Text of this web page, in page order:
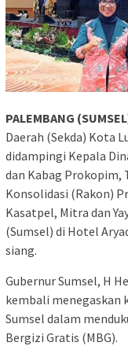
PALEMBANG
Daerah (Sekda) Kota
didampingi Kepala
dan Kabag Prokopim,
Konsolidasi (Rakon)
Kasatpel, Mitra dan
(Sumsel) di Hotel
siang.
Gubernur Sumsel, H
kembali menegaskan
Sumsel dalam
Bergizi Gratis (MBG).